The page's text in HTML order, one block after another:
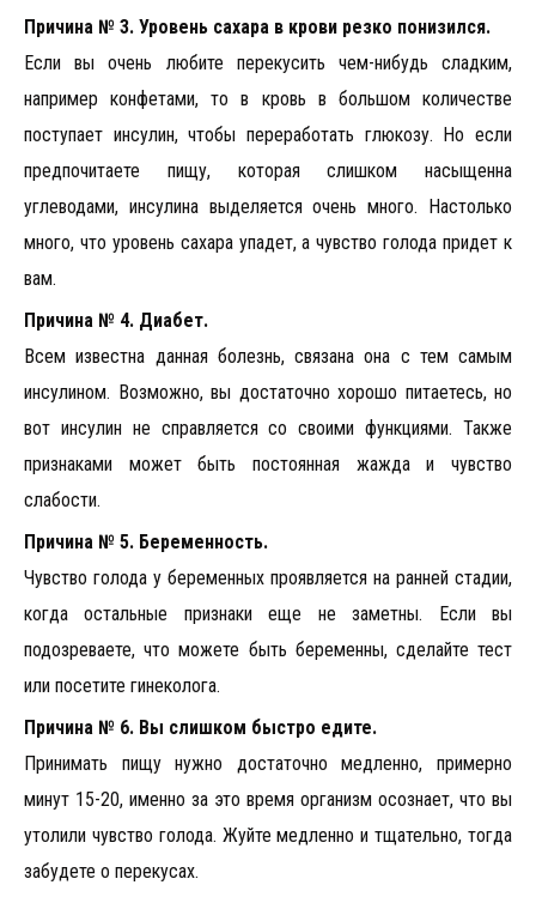
Причина № 3. Уровень сахара в крови резко понизился.
Если вы очень любите перекусить чем-нибудь сладким,
например конфетами, то в кровь в большом количестве
поступает инсулин, чтобы переработать глюкозу. Но если
предпочитаете пищу, которая слишком насыщенна
углеводами, инсулина выделяется очень много. Настолько
много, что уровень сахара упадет, а чувство голода придет к
вам.
Причина № 4. Диабет.
Всем известна данная болезнь, связана она с тем самым
инсулином. Возможно, вы достаточно хорошо питаетесь, но
вот инсулин не справляется со своими функциями. Также
признаками может быть постоянная жажда и чувство
слабости.
Причина № 5. Беременность.
Чувство голода у беременных проявляется на ранней стадии,
когда остальные признаки еще не заметны. Если вы
подозреваете, что можете быть беременны, сделайте тест
или посетите гинеколога.
Причина № 6. Вы слишком быстро едите.
Принимать пищу нужно достаточно медленно, примерно
минут 15-20, именно за это время организм осознает, что вы
утолили чувство голода. Жуйте медленно и тщательно, тогда
забудете о перекусах.